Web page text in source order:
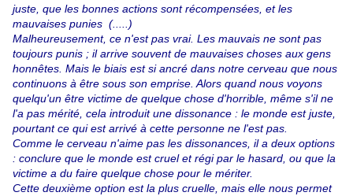
juste, que les bonnes actions sont récompensées, et les
mauvaises punies (.....)
Malheureusement, ce n'est pas vrai. Les mauvais ne sont pas
toujours punis ; il arrive souvent de mauvaises choses aux gens
honnêtes. Mais le biais est si ancré dans notre cerveau que nous
continuons à être sous son emprise. Alors quand nous voyons
quelqu'un être victime de quelque chose d'horrible, même s'il ne
l'a pas mérité, cela introduit une dissonance : le monde est juste,
pourtant ce qui est arrivé à cette personne ne l'est pas.
Comme le cerveau n'aime pas les dissonances, il a deux options
: conclure que le monde est cruel et régi par le hasard, ou que la
victime a du faire quelque chose pour le mériter.
Cette deuxième option est la plus cruelle, mais elle nous permet